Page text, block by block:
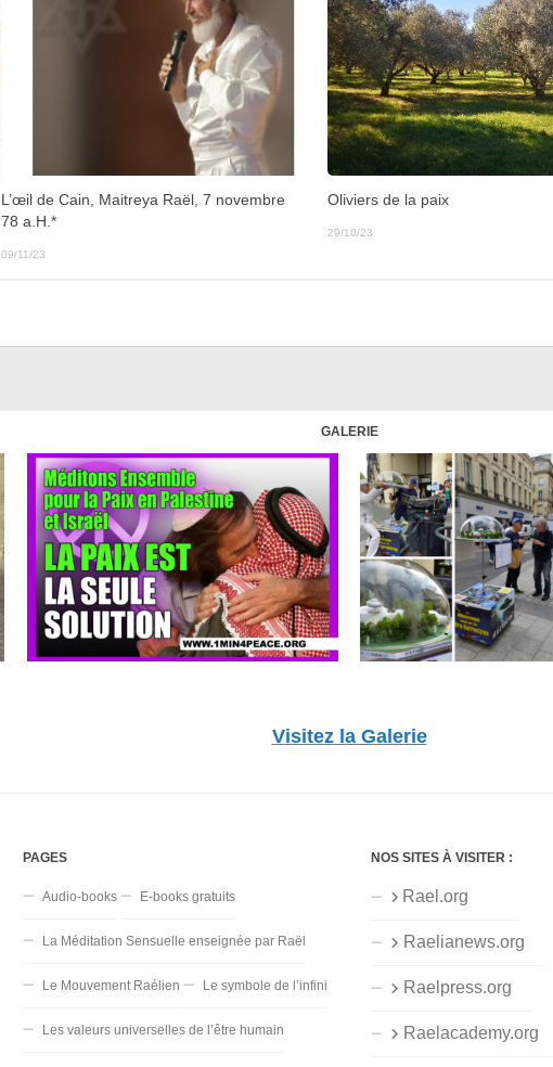
L’œil de Cain, Maitreya Raël, 7 novembre
78 a.H.*
09/11/23
Oliviers de la paix
29/10/23
GALERIE
Visitez la Galerie
PAGES
Audio-books E-books gratuits
La Méditation Sensuelle enseignée par Raël
Le Mouvement Raélien Le symbole de l’infini
Les valeurs universelles de l’être humain
NOS SITES À VISITER :
Rael.org
Raelianews.org
Raelpress.org
Raelacademy.org